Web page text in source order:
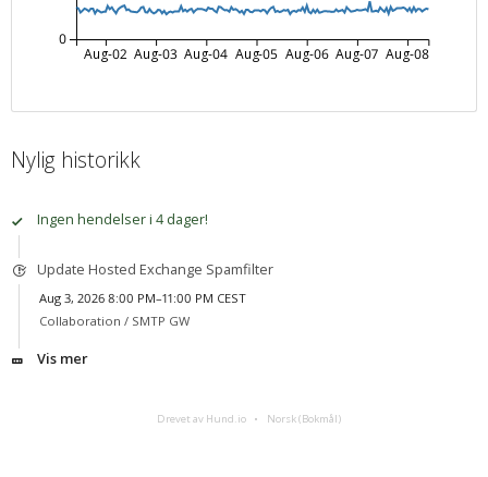
Aug-02 Aug-03 Aug-04 Aug-05 Aug-06 Aug-07 Aug-08
0
Nylig historikk
Ingen hendelser i 4 dager!
Update Hosted Exchange Spamfilter
Aug 3, 2026 8:00 PM–11:00 PM CEST
Collaboration / SMTP GW
Vis mer
Drevet av Hund.io Norsk (Bokmål)